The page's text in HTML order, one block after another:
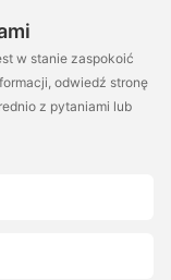
w stanie zaspokoić
odwiedź stronę
z pytaniami lub